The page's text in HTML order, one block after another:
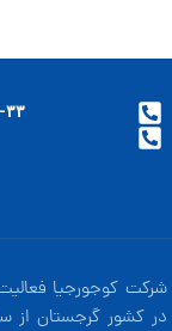
۹۹۵-
شرکت کوجورجیا